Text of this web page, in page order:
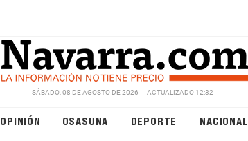
SÁBADO, 08 DE AGOSTO DE 2026 ACTUALIZADO 12:32
OPINIÓN OSASUNA DEPORTE NACIONAL